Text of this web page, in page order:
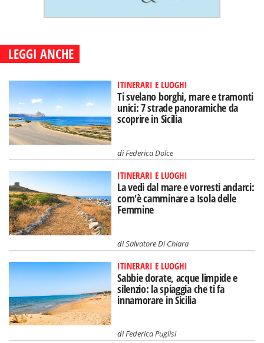
LEGGI ANCHE
ITINERARI E LUOGHI
Ti svelano borghi, mare e tramonti
unici: 7 strade panoramiche da
scoprire in Sicilia
diFederica Dolce
ITINERARI E LUOGHI
La vedi dal mare e vorresti andarci:
com'è camminare a Isola delle
Femmine
diSalvatore Di Chiara
ITINERARI E LUOGHI
Sabbie dorate, acque limpide e
silenzio: la spiaggia che ti fa
innamorare in Sicilia
diFederica Puglisi